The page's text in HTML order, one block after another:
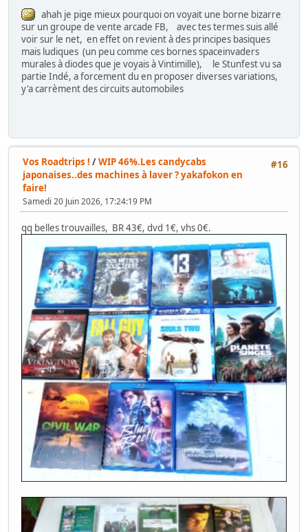
ahah je pige mieux pourquoi on voyait une borne bizarre
sur un groupe de vente arcade FB, avec tes termes suis allé
voir sur le net, en effet on revient à des principes basiques
mais ludiques (un peu comme ces bornes spaceinvaders
murales à diodes que je voyais à Vintimille), le Stunfest vu sa
partie Indé, a forcement du en proposer diverses variations,
y'a carrèment des circuits automobiles
#16
Vos Roadtrips ! /WIP 46%.Les candycabs
japonaises..des machines à laver ? yakafokon en
faire!
Samedi 20 Juin 2026, 17:24:19 PM
qq belles trouvailles, BR 43€, dvd 1€, vhs 0€.